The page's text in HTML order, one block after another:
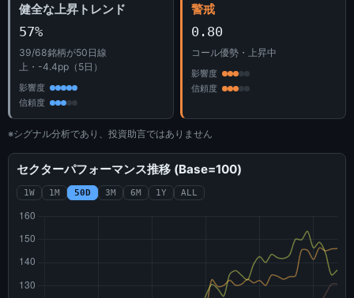
健全な上昇トレンド
57%
39/68銘柄が50日線
上・-4.4pp（5日）
影響度
信頼度
警戒
0.80
コール優勢・上昇中
影響度
信頼度
※シグナル分析であり、投資助言ではありません
セクターパフォーマンス推移 (Base=100)
1W 1M 50D 3M 6M 1Y ALL